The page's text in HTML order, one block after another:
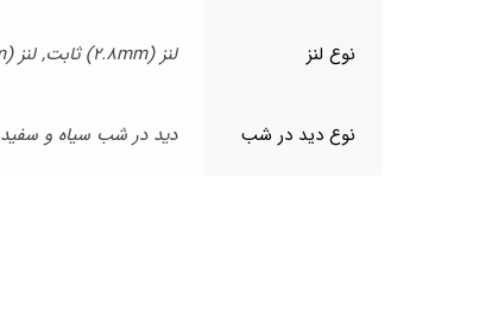
نوع لنز لنز (2.8mm) ثابت, لنز (4mm) ثابت, لنز (6mm) ثابت
نوع دید در شب دید در شب سیاه و سفید